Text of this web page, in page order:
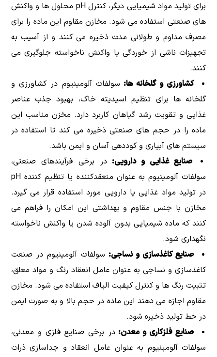
برای تولید مواد شیمیایی دیگر، کنترل pH محلول ها و واکنش
های صنعتی استفاده می شود. مخازن مقاوم این ماده را برای
مصرف مداوم و طولانی مدت ذخیره می کنند و از آسیب به
تجهیزات ناشی از خوردگی یا واکنش ناخواسته جلوگیری می
کنند.
کشاورزی و گلخانه ها: سولفات آلومینیوم در کشاورزی و
گلخانه ها برای تنظیم اسیدیته خاک، بهبود جذب عناصر
غذایی و تقویت رشد گیاهان کاربرد دارد. مخزن مناسب این
ماده را در حجم های صنعتی ذخیره می کند تا استفاده در
سیستم های آبیاری و کوددهی آسان و ایمن باشد.
صنایع غذایی و دارویی: در برخی فرآیندهای صنعتی،
سولفات آلومینیوم به عنوان منعقدکننده یا تنظیم کننده pH
در تولید مواد غذایی یا دارویی مورد استفاده قرار می گیرد.
مخازن با جنس مقاوم و بهداشتی این امکان را فراهم می
کنند که ماده شیمیایی بدون آلوده شدن یا واکنش ناخواسته
نگهداری شود.
صنایع کاغذسازی و نساجی: سولفات آلومینیوم در صنعت
کاغذسازی و نساجی به عنوان عامل انعقاد رنگ و مواد معلق،
تثبیت رنگ ها و کنترل کیفیت الیاف استفاده می شود. مخازن
مقاوم اجازه می دهند این ماده در حجم بالا و به صورت ایمن
در خط تولید ذخیره شود.
صنایع فلزکاری و معدن:در برخی صنایع فلزی و معدنی،
سولفات آلومینیوم به عنوان عامل انعقاد و جداسازی ذرات